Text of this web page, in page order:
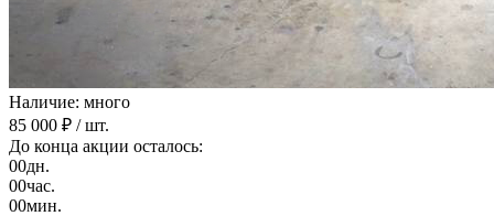
Наличие: много
85 000 ₽ / шт.
До конца акции осталось:
00дн.
00час.
00мин.